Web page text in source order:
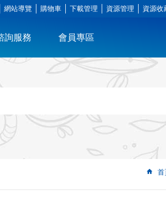
網站導覽 購物車 下載管理 資源管理 資源收
詢服務 會員專區
首